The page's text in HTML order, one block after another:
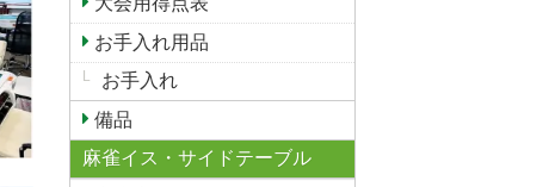
お手入れ用品
お手入れ
備品
麻雀イス・サイドテーブル